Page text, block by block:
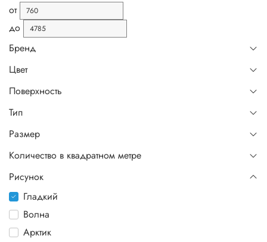
от
до
Бренд
Цвет
Поверхность
Тип
Размер
Количество в квадратном метре
Рисунок
Гладкий
Волна
Арктик